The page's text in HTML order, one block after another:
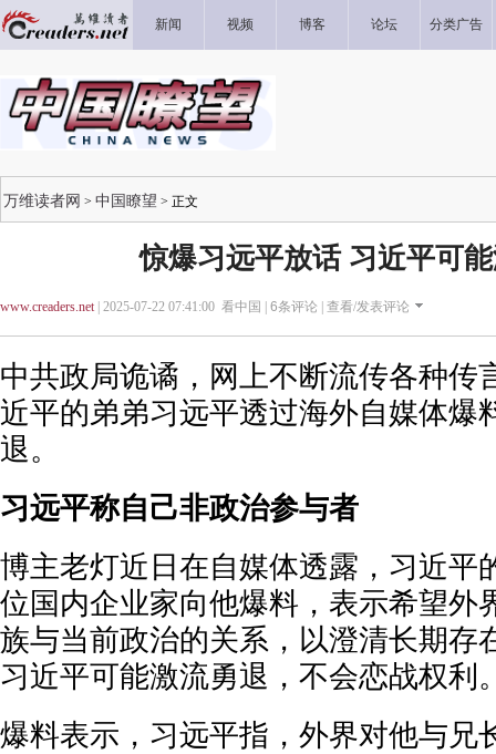
新闻 视频 博客 论坛 分类广告
万维读者网 > 中国瞭望 > 正文
惊爆习远平放话 习近平可
www.creaders.net| 2025-07-22 07:41:00 看中国 | 6条评论 | 查看/发表评论
中共政局诡谲，网上不断流传各种传
近平的弟弟习远平透过海外自媒体爆
退。
习远平称自己非政治参与者
博主老灯近日在自媒体透露，习近平
位国内企业家向他爆料，表示希望外
族与当前政治的关系，以澄清长期存
习近平可能激流勇退，不会恋战权利
爆料表示，习远平指，外界对他与兄